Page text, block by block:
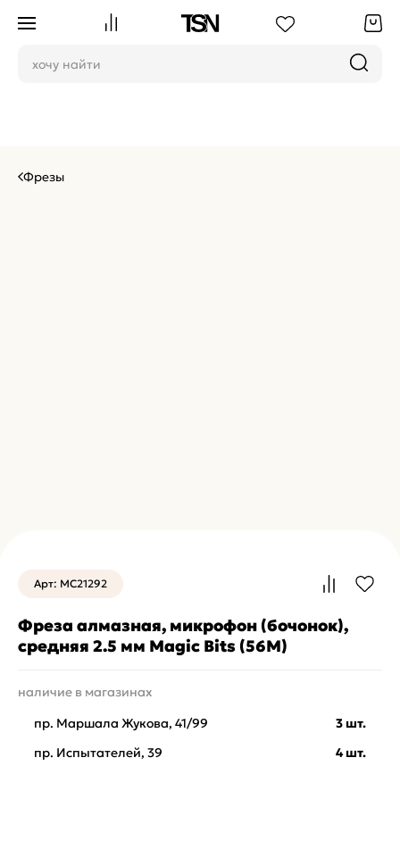
Фрезы
Арт: MC21292
Фреза алмазная, микрофон (бочонок),
средняя 2.5 мм Magic Bits (56М)
наличие в магазинах
пр. Маршала Жукова, 41/99
3 шт.
пр. Испытателей, 39
4 шт.